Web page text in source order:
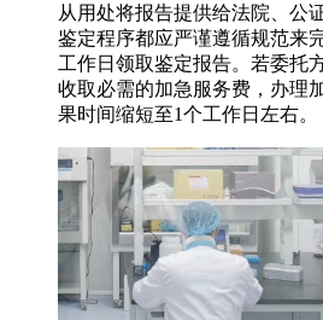
从用处将报告提供给法院、公
鉴定程序都应严谨遵循规范来
工作日领取鉴定报告。若委托
收取必需的加急服务费，办理
果时间缩短至1个工作日左右。